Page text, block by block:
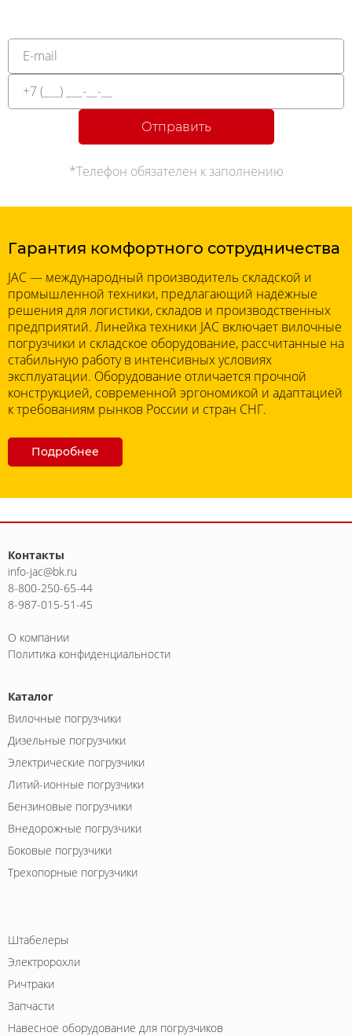
Отправить
*Телефон обязателен к заполнению
Гарантия комфортного сотрудничества
JAC — международный производитель складской и
промышленной техники, предлагающий надёжные
решения для логистики, складов и производственных
предприятий. Линейка техники JAC включает вилочные
погрузчики и складское оборудование, рассчитанные на
стабильную работу в интенсивных условиях
эксплуатации. Оборудование отличается прочной
конструкцией, современной эргономикой и адаптацией
к требованиям рынков России и стран СНГ.
Подробнее
Контакты
info-jac@bk.ru
8-800-250-65-44
8-987-015-51-45
О компании
Политика конфиденциальности
Каталог
Вилочные погрузчики
Дизельные погрузчики
Электрические погрузчики
Литий-ионные погрузчики
Бензиновые погрузчики
Внедорожные погрузчики
Боковые погрузчики
Трехопорные погрузчики
Штабелеры
Электророхли
Ричтраки
Запчасти
Навесное оборудование для погрузчиков